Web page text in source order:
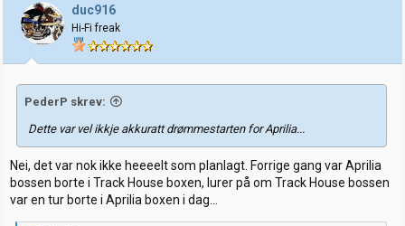
duc916
Hi-Fi freak
PederP skrev:
Dette var vel ikkje akkuratt drømmestarten for Aprilia...
Nei, det var nok ikke heeeelt som planlagt. Forrige gang var Aprilia
bossen borte i Track House boxen, lurer på om Track House bossen
var en tur borte i Aprilia boxen i dag...